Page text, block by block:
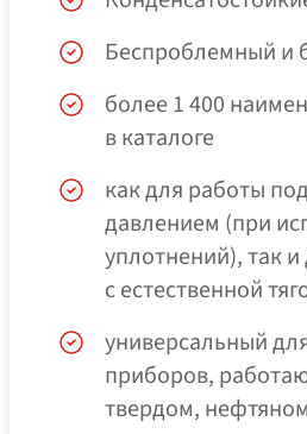
Беспроблемный и
более 1 400
в каталоге
как для работы
давлением (при
уплотнений), так
с естественной
универсальный
приборов,
твердом,